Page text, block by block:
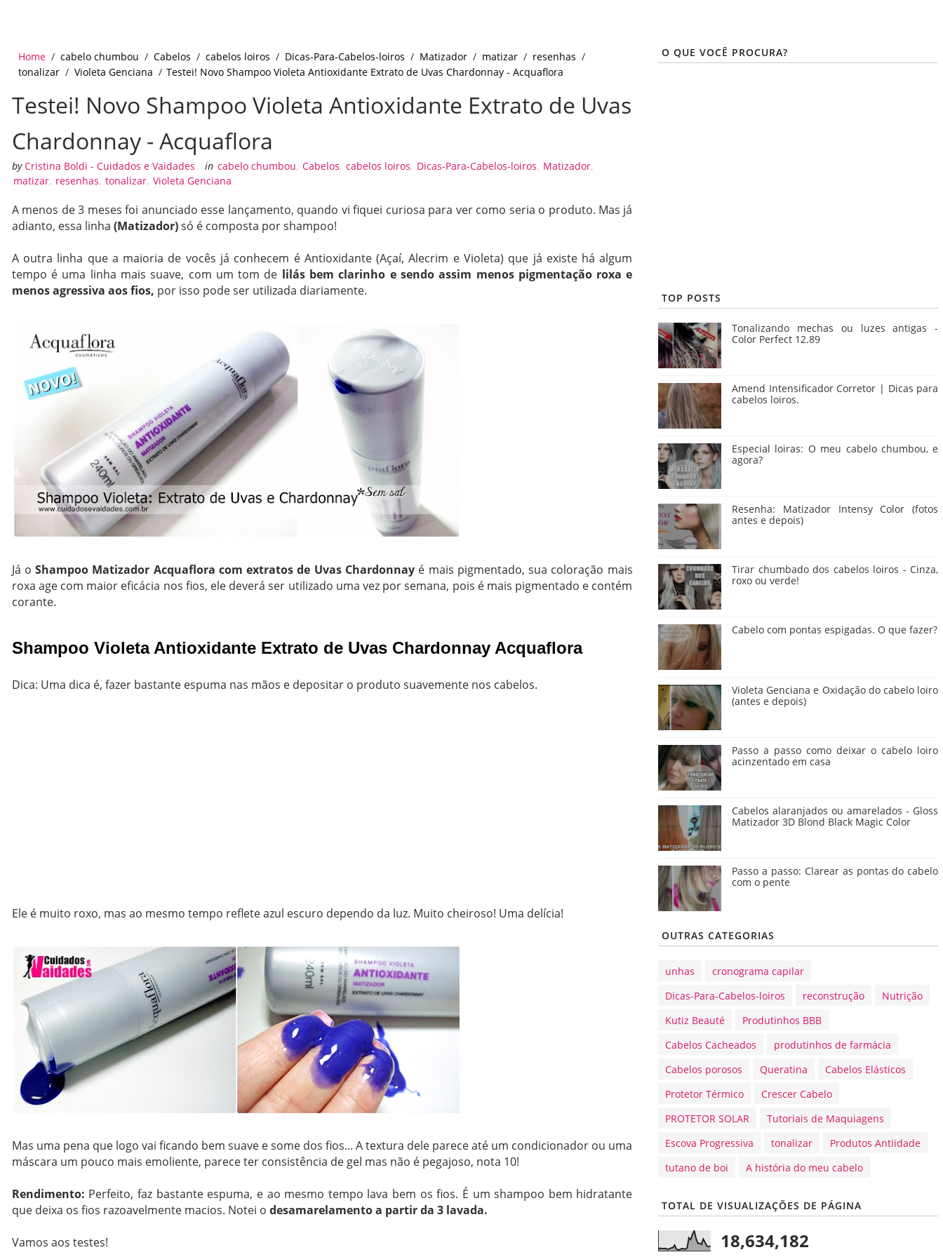
Home / cabelo chumbou / Cabelos / cabelos loiros / Dicas-Para-Cabelos-loiros / Matizador / matizar / resenhas /
tonalizar / Violeta Genciana / Testei! Novo Shampoo Violeta Antioxidante Extrato de Uvas Chardonnay - Acquaflora
Testei! Novo Shampoo Violeta Antioxidante Extrato de Uvas
Chardonnay - Acquaflora
by Cristina Boldi - Cuidados e Vaidades in cabelo chumbou, Cabelos, cabelos loiros, Dicas-Para-Cabelos-loiros, Matizador,
matizar, resenhas, tonalizar, Violeta Genciana
A menos de 3 meses foi anunciado esse lançamento, quando vi fiquei curiosa para ver como seria o produto. Mas já
adianto, essa linha (Matizador)só é composta por shampoo!
A outra linha que a maioria de vocês já conhecem é Antioxidante (Açaí, Alecrim e Violeta) que já existe há algum
tempo é uma linha mais suave, com um tom de lilás bem clarinho e sendo assim menos pigmentação roxa e
menos agressiva aos fios, por isso pode ser utilizada diariamente.
Já oShampoo Matizador Acquaflora com extratos de Uvas Chardonnay é mais pigmentado, sua coloração mais
roxa age com maior eficácia nos fios, ele deverá ser utilizado uma vez por semana, pois é mais pigmentado e contém
corante.
Shampoo Violeta Antioxidante Extrato de Uvas Chardonnay Acquaflora
Dica: Uma dica é, fazer bastante espuma nas mãos e depositar o produto suavemente nos cabelos.
Ele é muito roxo, mas ao mesmo tempo reflete azul escuro dependo da luz. Muito cheiroso! Uma delícia!
Mas uma pena que logo vai ficando bem suave e some dos fios... A textura dele parece até um condicionador ou uma
máscara um pouco mais emoliente, parece ter consistência de gel mas não é pegajoso, nota 10!
Rendimento: Perfeito, faz bastante espuma, e ao mesmo tempo lava bem os fios. É um shampoo bem hidratante
que deixa os fios razoavelmente macios. Notei o desamarelamento a partir da 3 lavada.
Vamos aos testes!
O QUE VOCÊ PROCURA?
TOP POSTS
Tonalizando mechas ou luzes antigas -
Color Perfect 12.89
Amend Intensificador Corretor | Dicas para
cabelos loiros.
Especial loiras: O meu cabelo chumbou, e
agora?
Resenha: Matizador Intensy Color (fotos
antes e depois)
Tirar chumbado dos cabelos loiros - Cinza,
roxo ou verde!
Cabelo com pontas espigadas. O que fazer?
Violeta Genciana e Oxidação do cabelo loiro
(antes e depois)
Passo a passo como deixar o cabelo loiro
acinzentado em casa
Cabelos alaranjados ou amarelados - Gloss
Matizador 3D Blond Black Magic Color
Passo a passo: Clarear as pontas do cabelo
com o pente
OUTRAS CATEGORIAS
unhas
cronograma capilar
Dicas-Para-Cabelos-loiros
reconstrução
Nutrição
Kutiz Beauté
Produtinhos BBB
Cabelos Cacheados
produtinhos de farmácia
Cabelos porosos
Queratina
Cabelos Elásticos
Protetor Térmico
Crescer Cabelo
PROTETOR SOLAR
Tutoriais de Maquiagens
Escova Progressiva
tonalizar
Produtos Antiidade
tutano de boi
A história do meu cabelo
TOTAL DE VISUALIZAÇÕES DE PÁGINA
18,634,182